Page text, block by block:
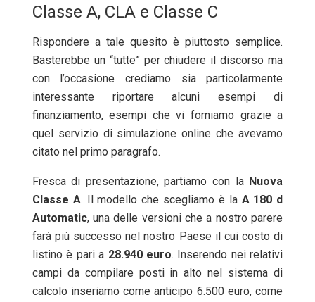
Classe A, CLA e Classe C
Rispondere a tale quesito è piuttosto semplice.
Basterebbe un “tutte” per chiudere il discorso ma
con l’occasione crediamo sia particolarmente
interessante riportare alcuni esempi di
finanziamento, esempi che vi forniamo grazie a
quel servizio di simulazione online che avevamo
citato nel primo paragrafo.
Fresca di presentazione, partiamo con la Nuova
Classe A. Il modello che scegliamo è la A 180 d
Automatic, una delle versioni che a nostro parere
farà più successo nel nostro Paese il cui costo di
listino è pari a 28.940 euro. Inserendo nei relativi
campi da compilare posti in alto nel sistema di
calcolo inseriamo come anticipo 6.500 euro, come